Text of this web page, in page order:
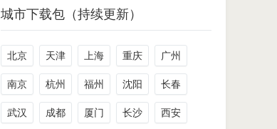
城市下载包（持续更新）
北京 天津 上海 重庆 广州
南京 杭州 福州 沈阳 长春
武汉 成都 厦门 长沙 西安